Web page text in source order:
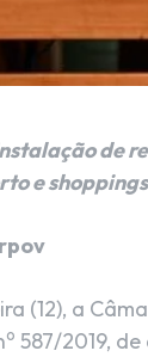
de
e shoppings
(12), a
o 587/2019,